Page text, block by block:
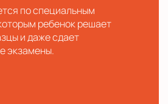
по специальным
ребенок решает
и даже сдает
экзамены.